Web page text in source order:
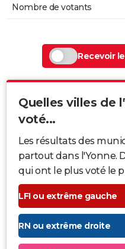
Nombre de votants
Recevoir
Quelles villes de
voté...
Les résultats des
partout dans l'Yonne.
qui ont le plus voté le
LFI ou extrême gauche
RN ou extrême droite